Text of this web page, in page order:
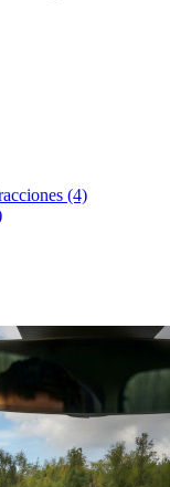
(4)